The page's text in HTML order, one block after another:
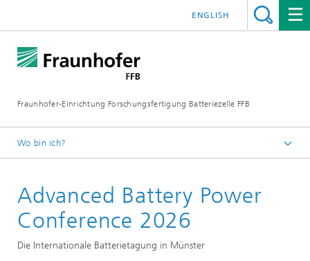
Fraunhofer-Einrichtung Forschungsfertigung Batteriezelle FFB
ENGLISH
Wo bin ich?
Advanced Battery Power
Conference 2026
Die Inter­nationale Batterie­tagung in Münster